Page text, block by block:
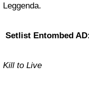
Leggenda.
Setlist Entombed AD:
Kill to Live